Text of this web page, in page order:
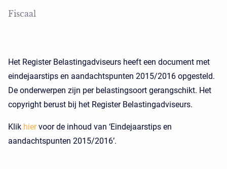
Fiscaal
Het Register Belastingadviseurs heeft een document met
eindejaarstips en aandachtspunten 2015/2016 opgesteld.
De onderwerpen zijn per belastingsoort gerangschikt. Het
copyright berust bij het Register Belastingadviseurs.
Klik hiervoor de inhoud van ‘Eindejaarstips en
aandachtspunten 2015/2016’.